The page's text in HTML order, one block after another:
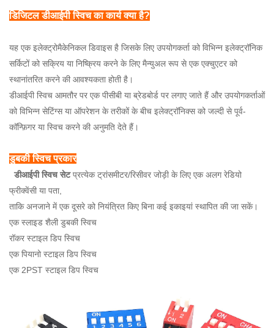
डिजिटल डीआईपी स्विच का कार्य क्या है?
यह एक इलेक्ट्रोमैकेनिकल डिवाइस है जिसके लिए उपयोगकर्ता को विभिन्न इलेक्ट्रॉनिक
सर्किटों को सक्रिय या निष्क्रिय करने के लिए मैन्युअल रूप से एक एक्चुएटर को
स्थानांतरित करने की आवश्यकता होती है।
डीआईपी स्विच आमतौर पर एक पीसीबी या ब्रेडबोर्ड पर लगाए जाते हैं और उपयोगकर्ताओं
को विभिन्न सेटिंग्स या ऑपरेशन के तरीकों के बीच इलेक्ट्रॉनिक्स को जल्दी से पूर्व-
कॉन्फ़िगर या स्विच करने की अनुमति देते हैं।
डुबकी स्विच प्रकार
डीआईपी स्विच सेटप्रत्येक ट्रांसमीटर/रिसीवर जोड़ी के लिए एक अलग रेडियो
फ्रीक्वेंसी या पता,
ताकि अनजाने में एक दूसरे को नियंत्रित किए बिना कई इकाइयां स्थापित की जा सकें।
एक स्लाइड शैली डुबकी स्विच
रॉकर स्टाइल डिप स्विच
एक पियानो स्टाइल डिप स्विच
एक 2PST स्टाइल डिप स्विच